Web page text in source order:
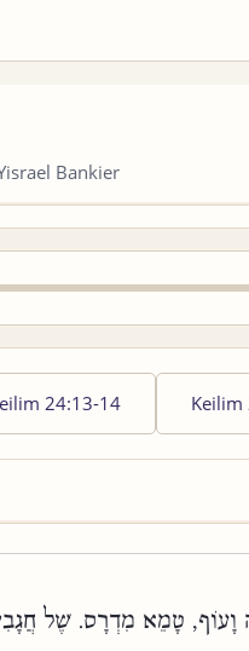
Bankier
24:13-14 Keilim
וָעוֹף, טָמֵא מִדְרָס. שֶׁל